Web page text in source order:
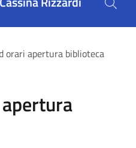
orari apertura biblioteca